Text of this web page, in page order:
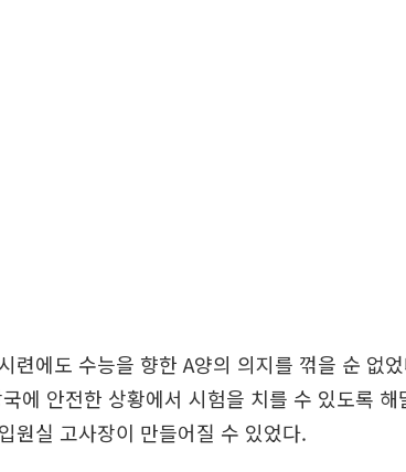
련에도 수능을 향한 A양의 의지를 꺾을 순 없
에 안전한 상황에서 시험을 치를 수 있도록
원실 고사장이 만들어질 수 있었다.